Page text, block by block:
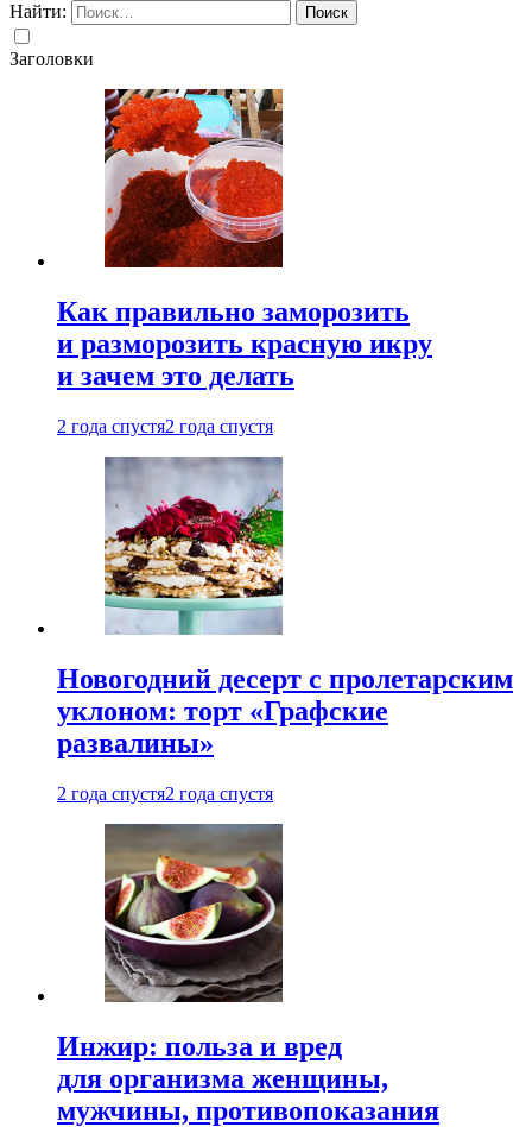
Найти:
Заголовки
Как правильно заморозить
и разморозить красную икру
и зачем это делать
2 года спустя2 года спустя
Новогодний десерт с пролетарским
уклоном: торт «Графские
развалины»
2 года спустя2 года спустя
Инжир: польза и вред
для организма женщины,
мужчины, противопоказания